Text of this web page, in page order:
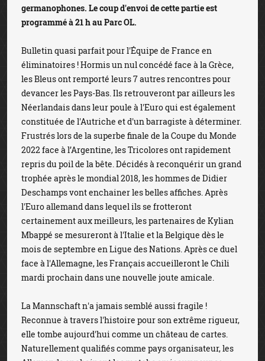
germanophones. Le coup d'envoi de cette partie est
programmé à 21 h au Parc OL.
Bulletin quasi parfait pour l'Équipe de France en
éliminatoires ! Hormis un nul concédé face à la Grèce,
les Bleus ont remporté leurs 7 autres rencontres pour
devancer les Pays-Bas. Ils retrouveront par ailleurs les
Néerlandais dans leur poule à l'Euro qui est également
constituée de l'Autriche et d'un barragiste à déterminer.
Frustrés lors de la superbe finale de la Coupe du Monde
2022 face à l’Argentine, les Tricolores ont rapidement
repris du poil de la bête. Décidés à reconquérir un grand
trophée après le mondial 2018, les hommes de Didier
Deschamps vont enchainer les belles affiches. Après
l'Euro allemand dans lequel ils se frotteront
certainement aux meilleurs, les partenaires de Kylian
Mbappé se mesureront à l'Italie et la Belgique dès le
mois de septembre en Ligue des Nations. Après ce duel
face à l'Allemagne, les Français accueilleront le Chili
mardi prochain dans une nouvelle joute amicale.
La Mannschaft n'a jamais semblé aussi fragile !
Reconnue à travers l'histoire pour son extrême rigueur,
elle tombe aujourd'hui comme un château de cartes.
Naturellement qualifiés comme pays organisateur, les